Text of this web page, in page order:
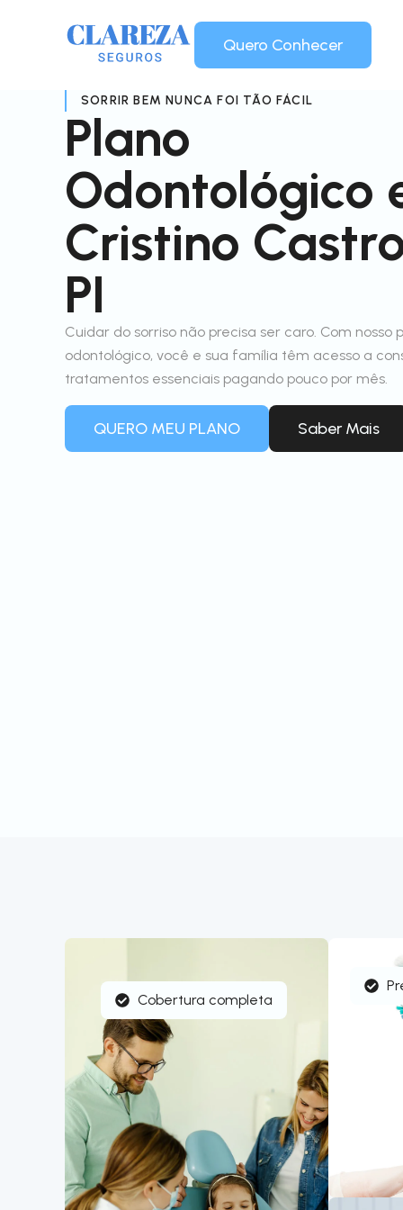
Quero Conhecer
SORRIR BEM NUNCA FOI TÃO FÁCIL
Plano
Odontológico
Cristino
PI
Cuidar do sorriso não precisa ser caro. Com nosso
odontológico, você e sua família têm acesso a
tratamentos essenciais pagando pouco por mês.
QUERO MEU PLANO Saber Mais
Cobertura completa